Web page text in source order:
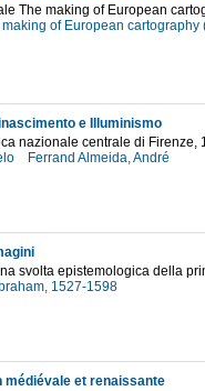
The making of European
of European cartography
e Illuminismo
nazionale centrale di Firenze,
Ferrand Almeida, André
svolta epistemologica della
1527-1598
médiévale et renaissante